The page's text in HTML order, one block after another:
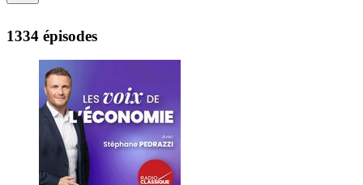
1334 épisodes